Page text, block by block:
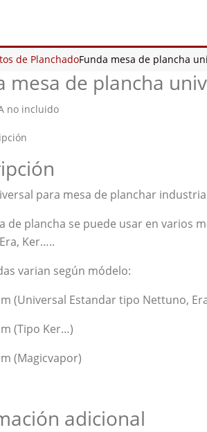
de PlanchadoFunda mesa de plancha
mesa de plancha
no incluido
para mesa de planchar
de plancha se puede usar en varios
Ker…..
varian según módelo:
(Universal Estandar tipo Nettuno,
(Tipo Ker…)
(Magicvapor)
adicional